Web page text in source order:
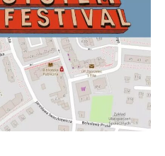
w tej przeglądarce podczas